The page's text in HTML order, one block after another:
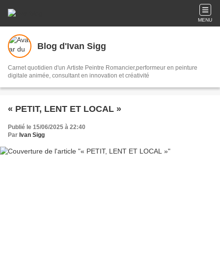
MENU
Blog d'Ivan Sigg
Carnet quotidien d'un Artiste Peintre Romancier,performeur en peinture
digitale animée, consultant en innovation et créativité
« PETIT, LENT ET LOCAL »
Publié le 15/06/2025 à 22:40
Par Ivan Sigg